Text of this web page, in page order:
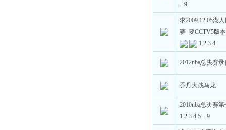
..9
求2009.12.05湖
赛 要CCTV5版
1 2 3 4
2012nba总决赛
乔丹大战马龙
2010nba总决赛
1 2 3 4 5 ..9